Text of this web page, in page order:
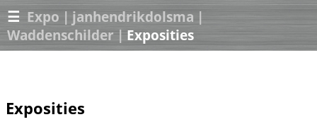
☰ Expo | janhendrikdolsma |
Waddenschilder | Exposities
Exposities